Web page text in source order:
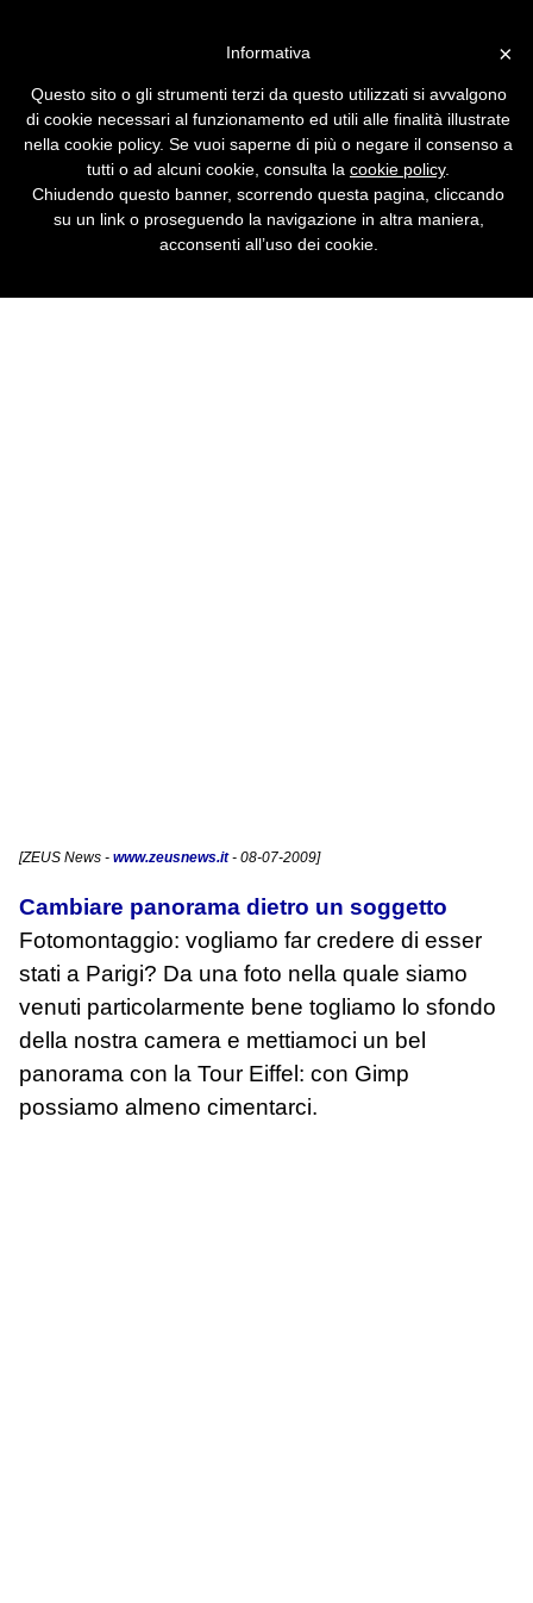
fotografia digitale
Cambiare panorama dietro un soggetto.
Sovrapporre due immagini con Gimp. Grafico
professionista, come iniziare? Convertire file
CR2 in JPG. Digitalizzare gli album di
[ZEUS News - www.zeusnews.it- 08-07-2009]
Cambiare panorama dietro un soggetto
Fotomontaggio: vogliamo far credere di esser
stati a Parigi? Da una foto nella quale siamo
venuti particolarmente bene togliamo lo sfondo
della nostra camera e mettiamoci un bel
panorama con la Tour Eiffel: con Gimp
possiamo almeno cimentarci.
×
Informativa
Questo sito o gli strumenti terzi da questo utilizzati si avvalgono
di cookie necessari al funzionamento ed utili alle finalità illustrate
nella cookie policy. Se vuoi saperne di più o negare il consenso a
tutti o ad alcuni cookie, consulta la cookie policy.
Chiudendo questo banner, scorrendo questa pagina, cliccando
su un link o proseguendo la navigazione in altra maniera,
acconsenti all’uso dei cookie.